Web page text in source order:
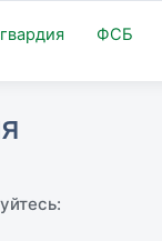
ФСБ